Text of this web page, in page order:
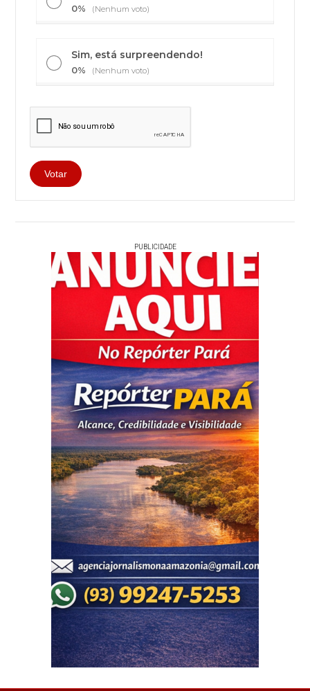
0% (Nenhum voto)
Sim, está surpreendendo!
0% (Nenhum voto)
PUBLICIDADE